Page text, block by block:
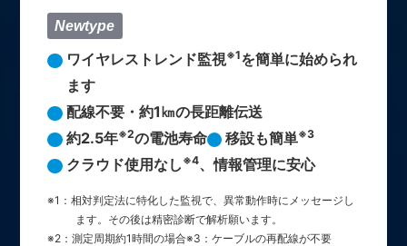
Newtype
ワイヤレストレンド監視※1を簡単に始められ
ます
配線不要・約1㎞の長距離伝送
約2.5年※2の電池寿命 移設も簡単※3
クラウド使用なし ※4、情報管理に安心
※1：相対判定法に特化した監視で、異常動作時にメッセージし
ます。その後は精密診断で解析願います。
※2：測定周期約1時間の場合※3：ケーブルの再配線が不要